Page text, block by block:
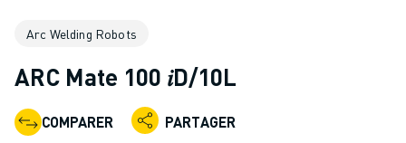
ROBOTS COLLABORATIFS
CONTRÔLEURS DE ROBOTS
ACCESSOIRES POUR ROBOTS
LOGICIEL ROBOT
Arc Welding Robots
ARC Mate 100 𝑖D/10L
COMPARER PARTAGER